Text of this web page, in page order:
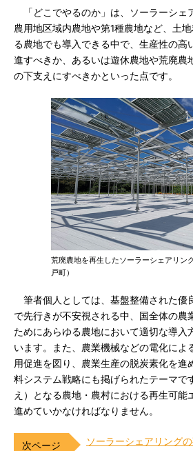
「どこでやるのか」は、ソーラーシェ
農用地区域内農地や第1種農地など、土
る農地でも導入できる中で、生産性の高
進すべきか、あるいは遊休農地や荒廃農
の下支えにすべきかといった点です。
荒廃農地を再生したソーラーシェアリン
戸町）
筆者個人としては、基盤整備された優
で先行きが不安視される中、国全体の農
ためにあらゆる農地において適切な導入
います。また、農業機械などの電化によ
用促進を図り、農業生産の脱炭素化を進
料システム戦略にも掲げられたテーマで
え）となる農地・農村における再生可能
進めていかなければなりません。
ソーラーシェアリング